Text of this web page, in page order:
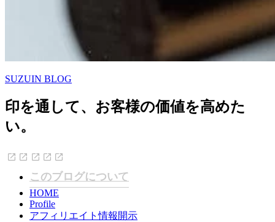
SUZUIN BLOG
印を通して、お客様の価値を高めた
い。
このブログについて
HOME
Profile
アフィリエイト情報開示